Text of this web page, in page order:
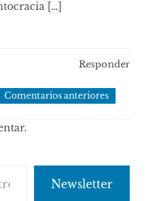
[…]
Responder
Comentarios anteriores
Newsletter